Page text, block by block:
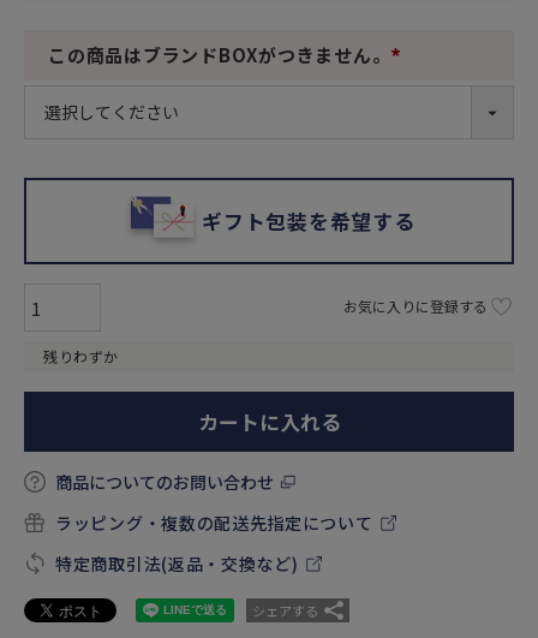
この商品はブランドBOXがつきません。
ギフト包装を希望する
残りわずか
お気に入りに登録する
カートに入れる
商品についてのお問い合わせ
ラッピング・複数の配送先指定について
特定商取引法(返品・交換など)
シェアする